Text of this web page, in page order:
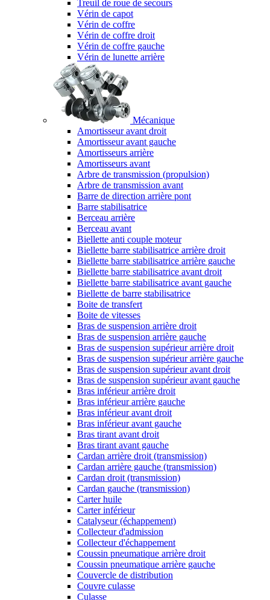
Treuil de roue de secours
Vérin de capot
Vérin de coffre
Vérin de coffre droit
Vérin de coffre gauche
Vérin de lunette arrière
Mécanique
Amortisseur avant droit
Amortisseur avant gauche
Amortisseurs arrière
Amortisseurs avant
Arbre de transmission (propulsion)
Arbre de transmission avant
Barre de direction arrière pont
Barre stabilisatrice
Berceau arrière
Berceau avant
Biellette anti couple moteur
Biellette barre stabilisatrice arrière droit
Biellette barre stabilisatrice arrière gauche
Biellette barre stabilisatrice avant droit
Biellette barre stabilisatrice avant gauche
Biellette de barre stabilisatrice
Boite de transfert
Boite de vitesses
Bras de suspension arrière droit
Bras de suspension arrière gauche
Bras de suspension supérieur arrière droit
Bras de suspension supérieur arrière gauche
Bras de suspension supérieur avant droit
Bras de suspension supérieur avant gauche
Bras inférieur arrière droit
Bras inférieur arrière gauche
Bras inférieur avant droit
Bras inférieur avant gauche
Bras tirant avant droit
Bras tirant avant gauche
Cardan arrière droit (transmission)
Cardan arrière gauche (transmission)
Cardan droit (transmission)
Cardan gauche (transmission)
Carter huile
Carter inférieur
Catalyseur (échappement)
Collecteur d'admission
Collecteur d'échappement
Coussin pneumatique arrière droit
Coussin pneumatique arrière gauche
Couvercle de distribution
Couvre culasse
Culasse